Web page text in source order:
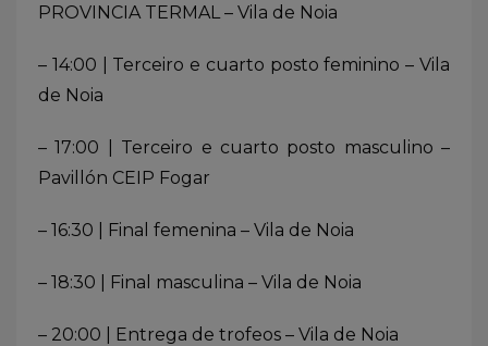
PROVINCIA TERMAL – Vila de Noia
– 14:00 | Terceiro e cuarto posto feminino – Vila
de Noia
– 17:00 | Terceiro e cuarto posto masculino –
Pavillón CEIP Fogar
– 16:30 | Final femenina – Vila de Noia
– 18:30 | Final masculina – Vila de Noia
– 20:00 | Entrega de trofeos – Vila de Noia